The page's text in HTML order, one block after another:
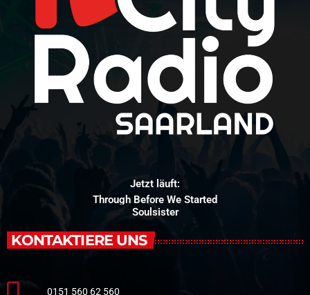
Jetzt läuft:
Through Before We Started
Soulsister
KONTAKTIERE UNS
0151 560 62 560